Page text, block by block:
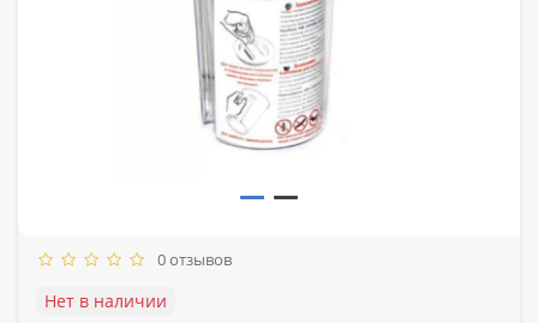
0 отзывов
Нет в наличии